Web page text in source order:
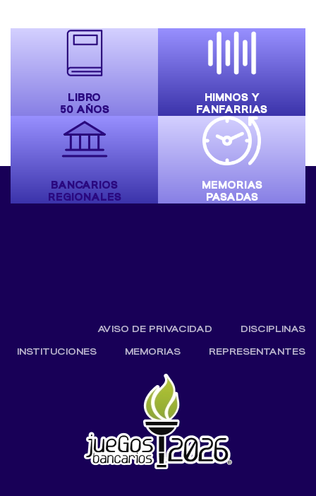
LIBRO
50 AÑOS
HIMNOS Y
FANFARRIAS
BANCARIOS
REGIONALES
MEMORIAS
PASADAS
AVISO DE PRIVACIDAD
DISCIPLINAS
INSTITUCIONES
MEMORIAS REPRESENTANTES